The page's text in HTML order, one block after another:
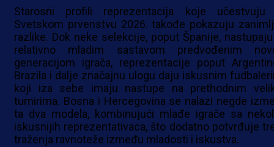
Starosni profili reprezentacija koje učestvuju
Svetskom prvenstvu 2026. takođe pokazuju
razlike. Dok neke selekcije, poput Španije,
relativno mladim sastavom predvođenim
generacijom igrača, reprezentacije poput
Brazila i dalje značajnu ulogu daju iskusnim
koji iza sebe imaju nastupe na prethodnim
turnirima. Bosna i Hercegovina se nalazi negde
ta dva modela, kombinujući mlađe igrače sa
iskusnijih reprezentativaca, što dodatno potvrđuje
traženja ravnoteže između mladosti i iskustva.